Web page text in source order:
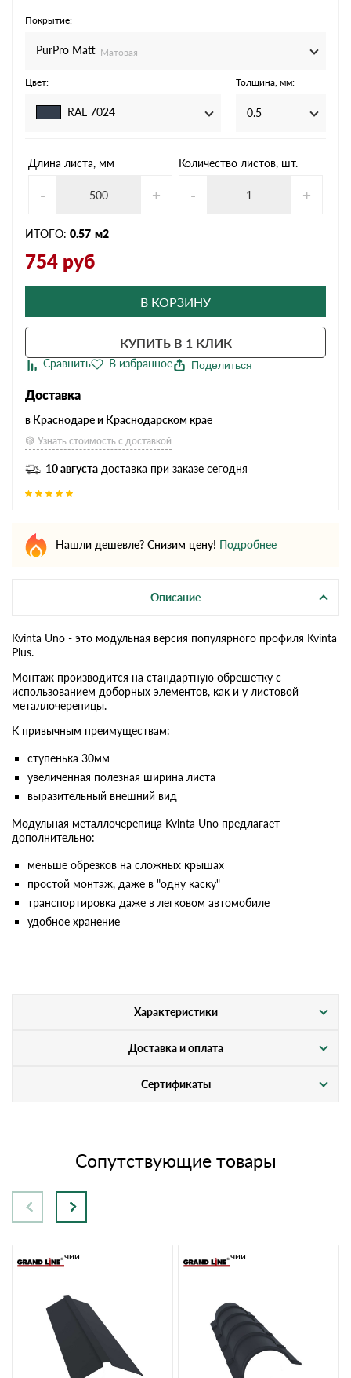
Покрытие:
PurPro Matt Матовая
Цвет:
RAL 7024
Толщина, мм:
0.5
Длина листа, мм
- +
Количество листов, шт.
- +
ИТОГО: 0.57 м2
754 руб
В КОРЗИНУ
КУПИТЬ В 1 КЛИК
Поделиться
Доставка
в Краснодаре и Краснодарском крае
Узнать стоимость с доставкой
10 августа доставка при заказе сегодня
Нашли дешевле? Снизим цену! Подробнее
Описание
Kvinta Uno - это модульная версия популярного профиля Kvinta
Plus.
Монтаж производится на стандартную обрешетку с
использованием доборных элементов, как и у листовой
металлочерепицы.
К привычным преимуществам:
ступенька 30мм
увеличенная полезная ширина листа
выразительный внешний вид
Модульная металлочерепица Kvinta Uno предлагает
дополнительно:
меньше обрезков на сложных крышах
простой монтаж, даже в "одну каску"
транспортировка даже в легковом автомобиле
удобное хранение
Характеристики
Доставка и оплата
Сертификаты
Сопутствующие товары
В наличии В наличии